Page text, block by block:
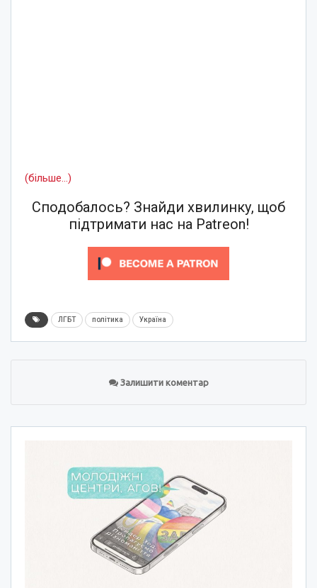
(більше…)
Сподобалось? Знайди хвилинку, щоб
підтримати нас на Patreon!
ЛГБТ політика Україна
Залишити коментар